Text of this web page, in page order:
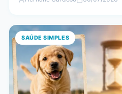
SAÚDE SIMPLES